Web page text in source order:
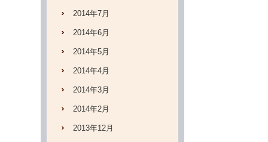
2014年7月
2014年6月
2014年5月
2014年4月
2014年3月
2014年2月
2013年12月